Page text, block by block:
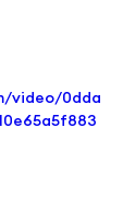
video/0dda